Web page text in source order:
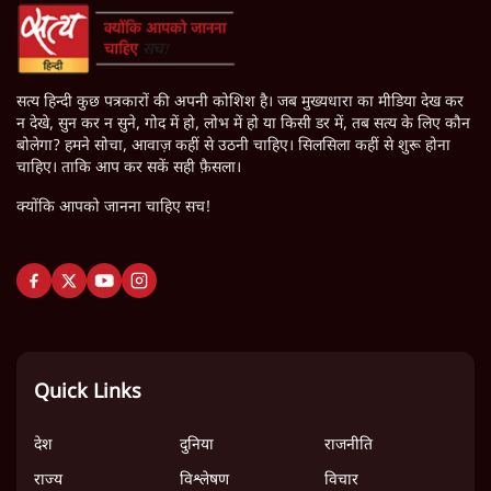
सत्य हिन्दी कुछ पत्रकारों की अपनी कोशिश है। जब मुख्यधारा का मीडिया देख कर
न देखे, सुन कर न सुने, गोद में हो, लोभ में हो या किसी डर में, तब सत्य के लिए कौन
बोलेगा? हमने सोचा, आवाज़ कहीं से उठनी चाहिए। सिलसिला कहीं से शुरू होना
चाहिए। ताकि आप कर सकें सही फ़ैसला।
क्योंकि आपको जानना चाहिए सच!
Quick Links
देश दुनिया
राजनीति
राज्य
विश्लेषण विचार